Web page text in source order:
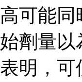
高可能同
始劑量以
表明，可